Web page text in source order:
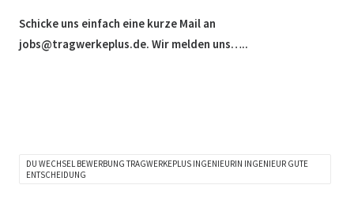
Schicke uns einfach eine kurze Mail an
jobs@tragwerkeplus.de. Wir melden uns…..
DU WECHSEL BEWERBUNG TRAGWERKEPLUS INGENIEURIN INGENIEUR GUTE
ENTSCHEIDUNG